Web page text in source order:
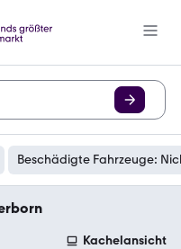
Beschädigte Fahrzeuge:
Kachelansicht